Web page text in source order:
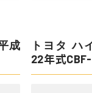
トヨタ ト
15年式TC-